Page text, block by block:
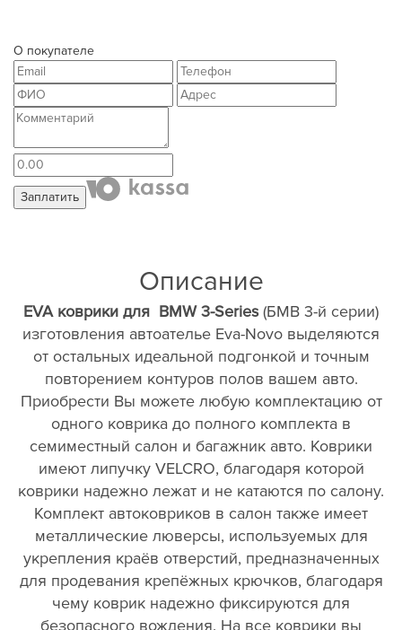
О покупателе
Заплатить
Описание
EVA коврики для BMW 3-Series(БМВ 3-й серии)
изготовления автоателье Eva-Novo выделяются
от остальных идеальной подгонкой и точным
повторением контуров полов вашем авто.
Приобрести Вы можете любую комплектацию от
одного коврика до полного комплекта в
семиместный салон и багажник авто. Коврики
имеют липучку VELCRO, благодаря которой
коврики надежно лежат и не катаются по салону.
Комплект автоковриков в салон также имеет
металлические люверсы, используемых для
укрепления краёв отверстий, предназначенных
для продевания крепёжных крючков, благодаря
чему коврик надежно фиксируются для
безопасного вождения. На все коврики вы